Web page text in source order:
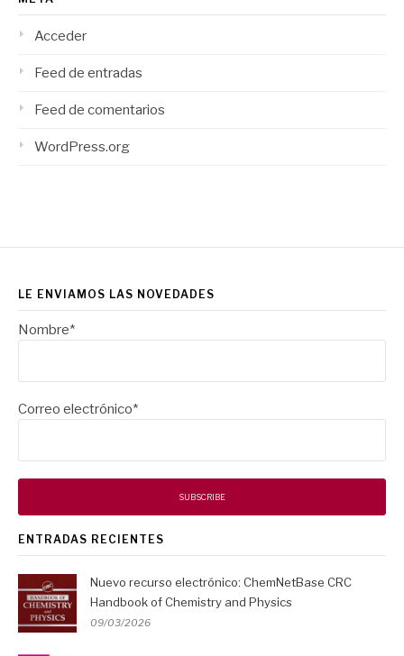
Acceder
Feed de entradas
Feed de comentarios
WordPress.org
LE ENVIAMOS LAS NOVEDADES
Nombre*
Correo electrónico*
ENTRADAS RECIENTES
Nuevo recurso electrónico: ChemNetBase CRC
Handbook of Chemistry and Physics
09/03/2026